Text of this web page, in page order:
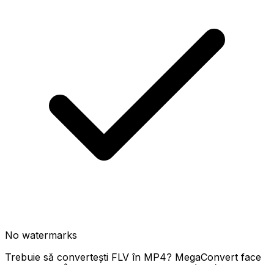
No watermarks
Trebuie să convertești FLV în MP4? MegaConvert face